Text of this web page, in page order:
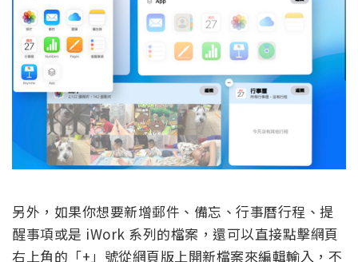
另外，如果你想要新增郵件、備忘、行事曆行程、提
醒事項或是 iWork 系列的檔案，還可以直接點擊網頁
右上角的「+」號從網頁版上開新檔案來編輯輸入，不